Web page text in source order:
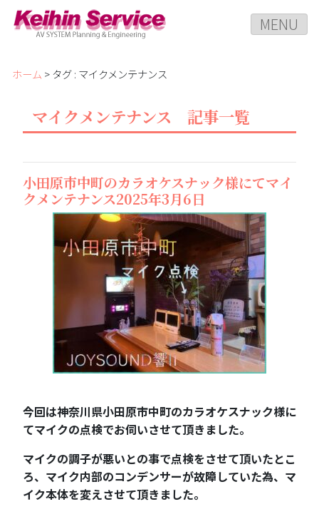
MENU
ホーム > タグ : マイクメンテナンス
マイクメンテナンス 記事一覧
小田原市中町のカラオケスナック様にてマイ
クメンテナンス2025年3月6日
今回は神奈川県小田原市中町のカラオケスナック様に
てマイクの点検でお伺いさせて頂きました。
マイクの調子が悪いとの事で点検をさせて頂いたとこ
ろ、マイク内部のコンデンサーが故障していた為、マ
イク本体を変えさせて頂きました。